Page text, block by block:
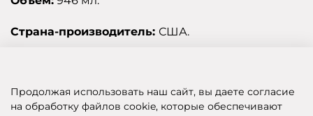
Страна-производитель: США.
Продолжая использовать наш сайт, вы даете согласие
на обработку файлов cookie, которые обеспечивают